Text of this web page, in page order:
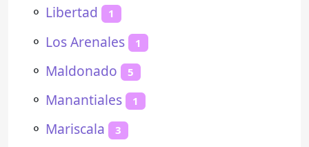
⚬ Libertad 1
⚬ Los Arenales 1
⚬ Maldonado 5
⚬ Manantiales 1
⚬ Mariscala 3